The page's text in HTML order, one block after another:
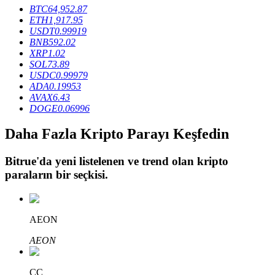
BTR Kilitleme
BTR sahiplerine özel yatırımlar
Kripto destekli borçlanma hizmeti
BTC64,952.87
ETH1,917.95
USDT0.99919
BNB592.02
XRP1.02
SOL73.89
USDC0.99979
ADA0.19953
AVAX6.43
DOGE0.06996
Daha Fazla Kripto Parayı Keşfedin
Bitrue'da yeni listelenen ve trend olan kripto
paraların bir seçkisi.
AEON
AEON
CC